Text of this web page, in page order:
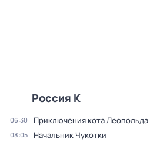
Россия К
06:30 Приключения кота Леопольда
08:05 Начальник Чукотки